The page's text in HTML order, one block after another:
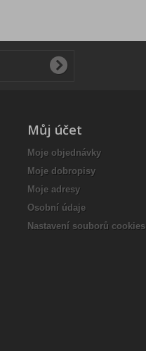
Můj účet
Moje objednávky
Moje dobropisy
Moje adresy
Osobní údaje
Nastavení souborů cookies